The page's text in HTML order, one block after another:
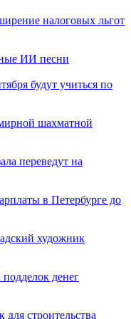
налоговых льгот
ИИ песни
будут учиться по
шахматной
переведут на
в Петербурге до
художник
денег
строительства